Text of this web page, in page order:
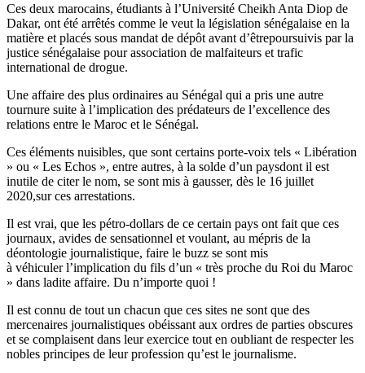
Ces deux marocains, étudiants à l’Université Cheikh Anta Diop de
Dakar, ont été arrêtés comme le veut la législation sénégalaise en la
matière et placés sous mandat de dépôt avant d’êtrepoursuivis par la
justice sénégalaise pour association de malfaiteurs et trafic
international de drogue.
Une affaire des plus ordinaires au Sénégal qui a pris une autre
tournure suite à l’implication des prédateurs de l’excellence des
relations entre le Maroc et le Sénégal.
Ces éléments nuisibles, que sont certains porte-voix tels « Libération
» ou « Les Echos », entre autres, à la solde d’un paysdont il est
inutile de citer le nom, se sont mis à gausser, dès le 16 juillet
2020,sur ces arrestations.
Il est vrai, que les pétro-dollars de ce certain pays ont fait que ces
journaux, avides de sensationnel et voulant, au mépris de la
déontologie journalistique, faire le buzz se sont mis
à véhiculer l’implication du fils d’un « très proche du Roi du Maroc
» dans ladite affaire. Du n’importe quoi !
Il est connu de tout un chacun que ces sites ne sont que des
mercenaires journalistiques obéissant aux ordres de parties obscures
et se complaisent dans leur exercice tout en oubliant de respecter les
nobles principes de leur profession qu’est le journalisme.